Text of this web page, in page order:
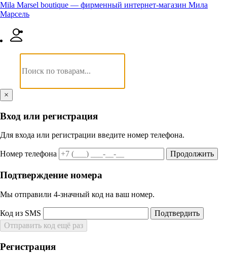
Mila Marsel boutique — фирменный интернет-магазин Мила
Марсель
×
Вход или регистрация
Для входа или регистрации введите номер телефона.
Номер телефона Продолжить
Подтверждение номера
Мы отправили 4‑значный код на ваш номер.
Код из SMS
Подтвердить
Отправить код ещё раз
Регистрация